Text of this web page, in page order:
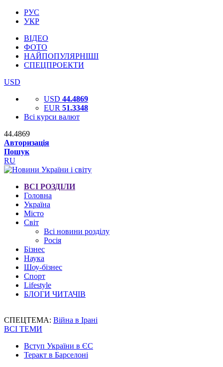
РУС
УКР
ВІДЕО
ФОТО
НАЙПОПУЛЯРНІШІ
СПЕЦПРОЕКТИ
USD
USD 44.4869
EUR 51.3348
Всі курси валют
44.4869
Авторизація
Пошук
RU
ВСІ РОЗДІЛИ
Головна
Україна
Місто
Світ
Всі новини розділу
Росія
Бізнес
Наука
Шоу-бізнес
Спорт
Lifestyle
БЛОГИ ЧИТАЧІВ
СПЕЦТЕМА: Війна в Ірані
ВСІ ТЕМИ
Вступ України в ЄС
Теракт в Барселоні